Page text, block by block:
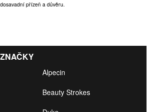
přízeň a důvěru.
Alpecin
Beauty Strokes